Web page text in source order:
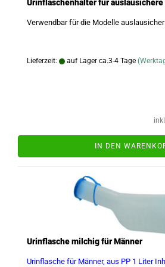
Urinflaschenhalter für auslausichere
Verwendbar für die Modelle
Lieferzeit: auf Lager ca.3-4 Tage
IN DEN
Urinflasche milchig für Männer
Urinflasche für Männer, aus PP 1 Liter